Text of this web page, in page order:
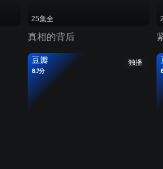
25集全
真相的背后
独播
豆瓣
8.7分